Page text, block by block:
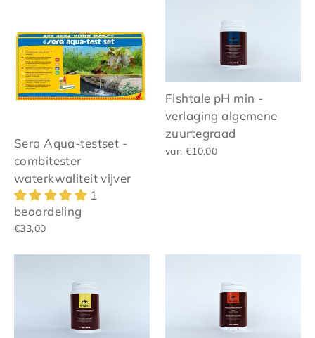
Sera Aqua-testset -
combitester
waterkwaliteit vijver
1
beoordeling
€33,00
Fishtale pH min -
verlaging algemene
zuurtegraad
van €10,00